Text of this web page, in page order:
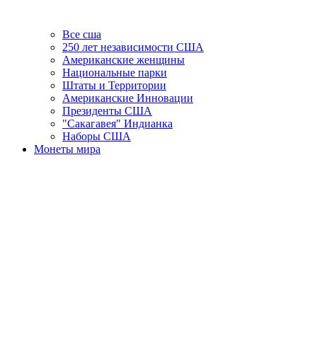
Все сша
250 лет независимости США
Американские женщины
Национальные парки
Штаты и Территории
Американские Инновации
Президенты США
"Сакагавея" Индианка
Наборы США
Монеты мира